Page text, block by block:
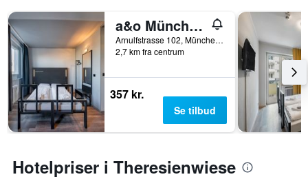
a&o München Hackerbrücke
Arnulfstrasse 102, München, Bayern, Tyskland
2,7 km fra centrum
357 kr.
Se tilbud
Hotelpriser i Theresienwiese